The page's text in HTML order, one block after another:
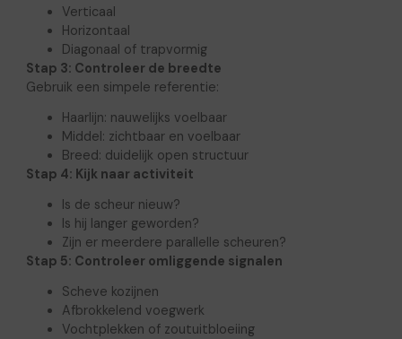
Verticaal
Horizontaal
Diagonaal of trapvormig
Stap 3: Controleer de breedte
Gebruik een simpele referentie:
Haarlijn: nauwelijks voelbaar
Middel: zichtbaar en voelbaar
Breed: duidelijk open structuur
Stap 4: Kijk naar activiteit
Is de scheur nieuw?
Is hij langer geworden?
Zijn er meerdere parallelle scheuren?
Stap 5: Controleer omliggende signalen
Scheve kozijnen
Afbrokkelend voegwerk
Vochtplekken of zoutuitbloeiing